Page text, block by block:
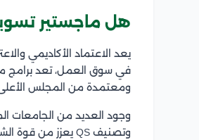
هل ماجستير
يعد الاعتماد الأكاديمي
في سوق العمل، تعد برامج
ومعتمدة من المجلس
وتصنيف QS يعزز من قوة الشهادة ومدى اعترافها دوليا في العديد من الدول الاجنبية والعربية.